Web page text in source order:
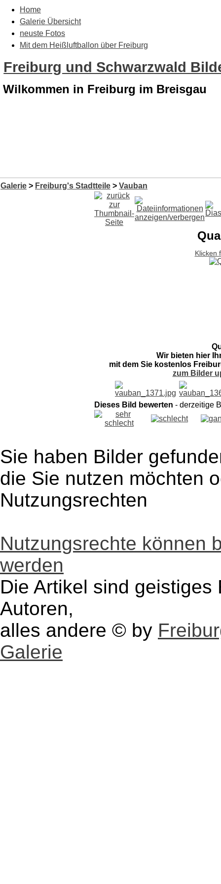
Home
Galerie Übersicht
neuste Fotos
Mit dem Heißluftballon über Freiburg
Freiburg und Schwarzwald
Wilkommen in Freiburg im Breisgau
Galerie > Freiburg's Stadtteile > Vauban
Klicken
Wir bieten hier
mit dem Sie kostenlos
zum Bilder
Dieses Bild bewerten - derzeitige
Sie haben Bilder
die Sie nutzen möchten
Nutzungsrechten
Nutzungsrechte können
werden
Die Artikel sind
Autoren,
alles andere © by
Galerie